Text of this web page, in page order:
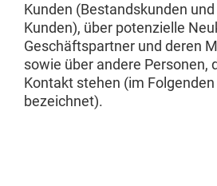
Kunden (Bestandskunden
Kunden), über potenzielle
Geschäftspartner und deren
sowie über andere Personen,
Kontakt stehen (im Folgenden
bezeichnet).